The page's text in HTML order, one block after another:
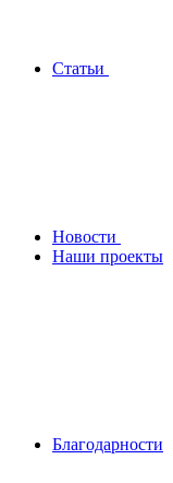
Статьи
Новости
Наши проекты
Благодарности